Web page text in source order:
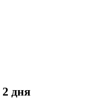
2 дня